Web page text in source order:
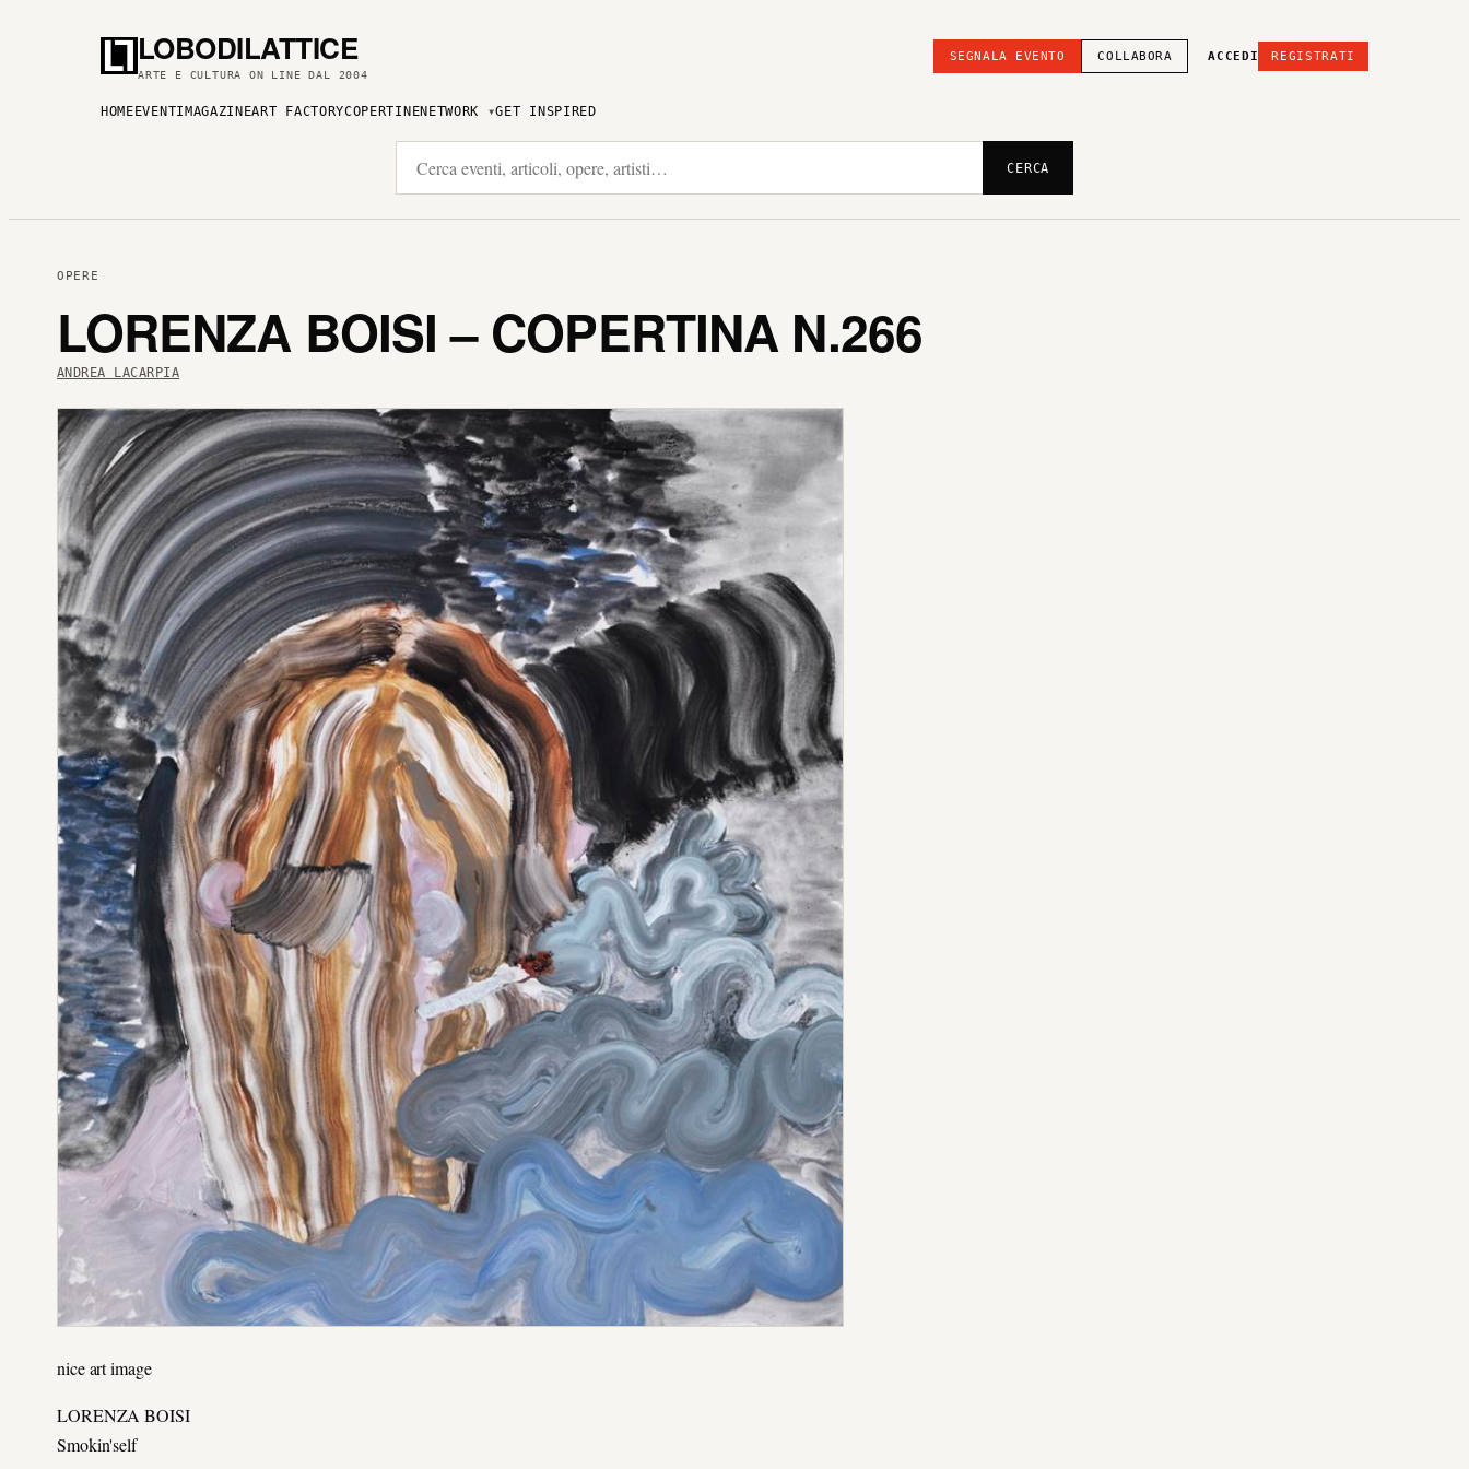
LOBODILATTICE
ARTE E CULTURA ON LINE DAL 2004
SEGNALA EVENTO COLLABORA ACCEDI REGISTRATI
HOME EVENTI MAGAZINEART FACTORYCOPERTINENETWORK GET INSPIRED
CERCA
OPERE
LORENZA BOISI – COPERTINA N.266
ANDREA LACARPIA
nice art image
LORENZA BOISI
Smokin'self